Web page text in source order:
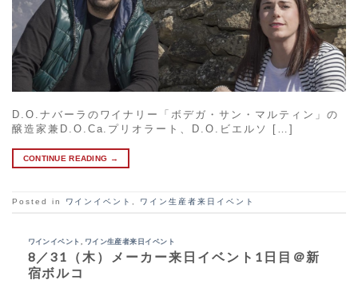
D.O.ナバーラのワイナリー「ボデガ・サン・マルティン」の
醸造家兼D.O.Ca.プリオラート、D.O.ビエルソ […]
CONTINUE READING →
Posted in ワインイベント ワイン生産者来日イベント
ワインイベント , ワイン生産者来日イベント
8／31（木）メーカー来日イベント1日目＠新
宿ボルコ